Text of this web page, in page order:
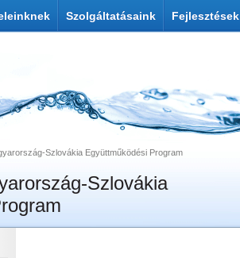
Szolgáltatásaink Fejlesztések
Szlovákia Együttműködési Program
Szlovákia